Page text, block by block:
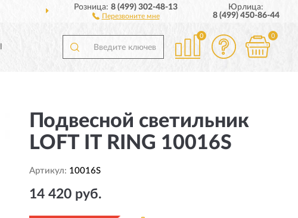
ДОСТАВИМ ПО ВСЕЙ РОССИИ
Розница:8 (499) 302-48-13
Перезвоните мне
Юрлица:
8 (499) 450-86-44
0 0
Подвесной светильник
LOFT IT RING 10016S
Артикул: 10016S
14 420 руб.